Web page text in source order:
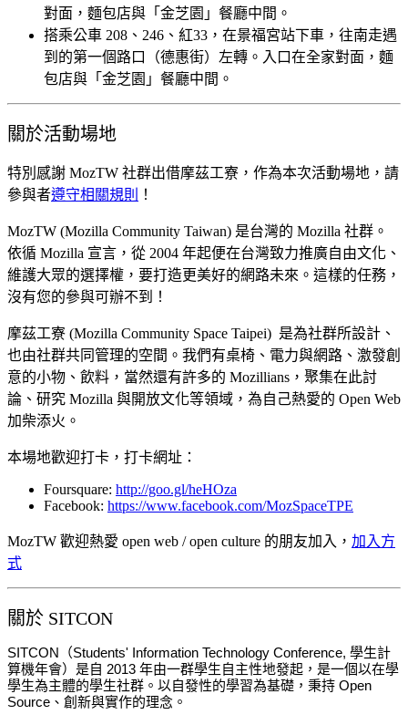
對面，麵包店與「金芝園」餐廳中間。
搭乘公車 208、246、紅33，在景福宮站下車，往南走遇
到的第一個路口（德惠街）左轉。入口在全家對面，麵
包店與「金芝園」餐廳中間。
關於活動場地
特別感謝 MozTW 社群出借摩茲工寮，作為本次活動場地， 請
參與者遵守相關規則 ！
MozTW (Mozilla Community Taiwan) 是台灣的 Mozilla 社群。
依循 Mozilla 宣言，從 2004 年起便在台灣致力推廣自由文化、
維護大眾的選擇權，要打造更美好的網路未來。這樣的任務，
沒有您的參與可辦不到！
摩茲工寮 (Mozilla Community Space Taipei) 是為社群所設計、
也由社群共同管理的空間。我們有桌椅、電力與網路、激發創
意的小物、飲料，當然還有許多的 Mozillians，聚集在此討
論、研究 Mozilla 與開放文化等領域，為自己熱愛的 Open Web
加柴添火。
本場地歡迎打卡，打卡網址：
Foursquare: http://goo.gl/heHOza
Facebook: https://www.facebook.com/MozSpaceTPE
MozTW 歡迎熱愛 open web / open culture 的朋友加入， 加入方
式
關於 SITCON
SITCON（Students' Information Technology Conference, 學生計
算機年會）是自 2013 年由一群學生自主性地發起，是一個以在學
學生為主體的學生社群。以自發性的學習為基礎，秉持 Open
Source、創新與實作的理念。